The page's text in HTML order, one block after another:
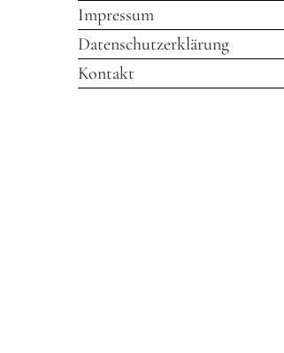
Impressum
Datenschutzerklärung
Kontakt